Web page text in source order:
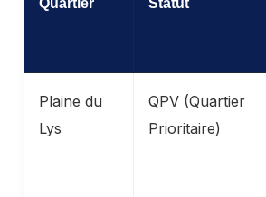
Quartier Statut
Plaine du
Lys
QPV (Quartier
Prioritaire)